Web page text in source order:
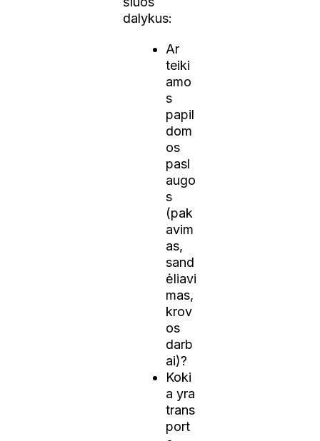
dalykus:
Ar
teiki
amo
s
papil
dom
os
pasl
augo
s
(pak
avim
as,
sand
ėliavi
mas,
krov
os
darb
ai)?
Koki
a yra
trans
port